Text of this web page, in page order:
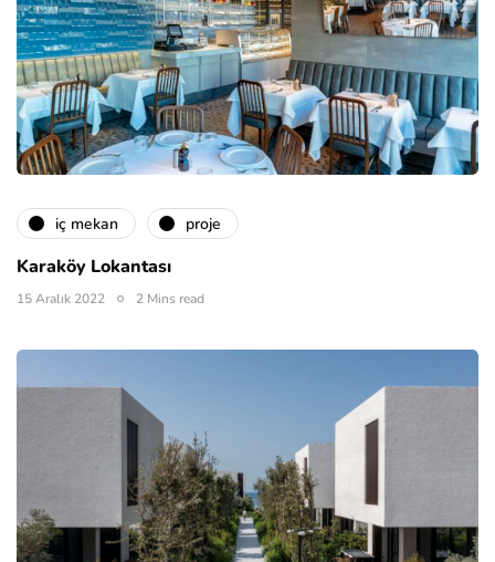
i̇ç mekan proje
Karaköy Lokantası
15 Aralık 2022 2 Mins read